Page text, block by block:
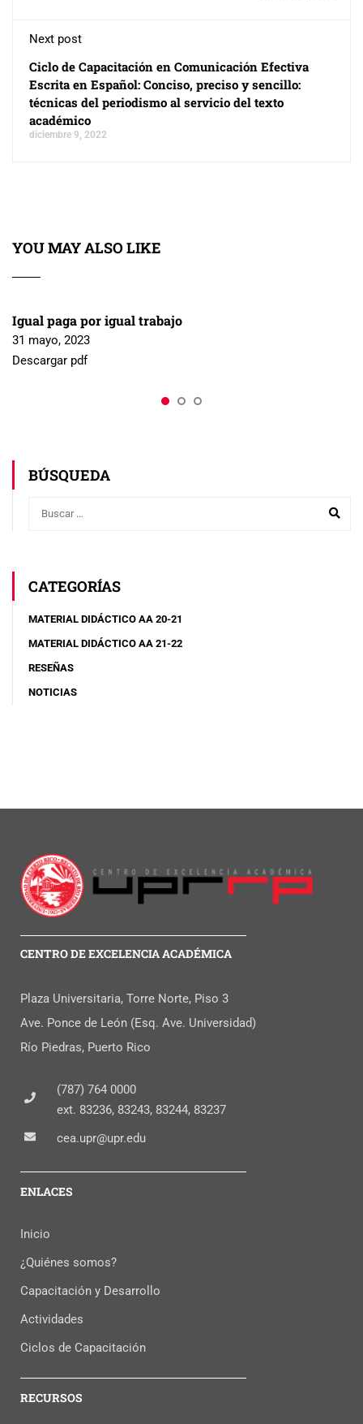
Next post
Ciclo de Capacitación en Comunicación Efectiva
Escrita en Español: Conciso, preciso y sencillo:
técnicas del periodismo al servicio del texto
académico
diciembre 9, 2022
YOU MAY ALSO LIKE
Igual paga por igual trabajo
31 mayo, 2023
Descargar pdf
BÚSQUEDA
CATEGORÍAS
MATERIAL DIDÁCTICO AA 20-21
MATERIAL DIDÁCTICO AA 21-22
RESEÑAS
NOTICIAS
CENTRO DE EXCELENCIA ACADÉMICA
Plaza Universitaria, Torre Norte, Piso 3
Ave. Ponce de León (Esq. Ave. Universidad)
Río Piedras, Puerto Rico
(787) 764 0000
ext. 83236, 83243, 83244, 83237
cea.upr@upr.edu
ENLACES
Inicio
¿Quiénes somos?
Capacitación y Desarrollo
Actividades
Ciclos de Capacitación
RECURSOS